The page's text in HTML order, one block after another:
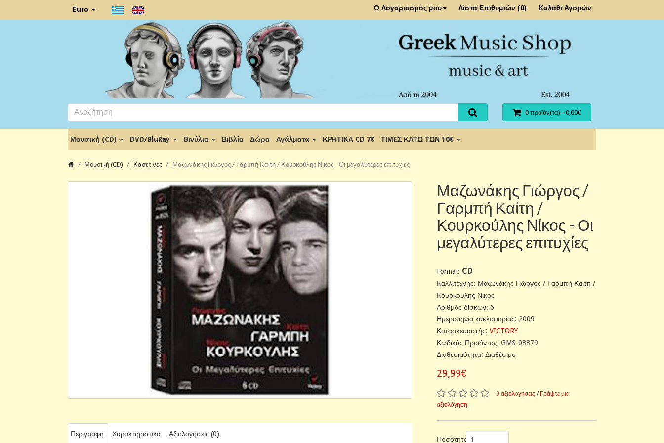
Euro Ο Λογαριασμός μου Λίστα Επιθυμιών (0) Καλάθι Αγορών
0 προϊόν(τα) - 0,00€
Μουσική (CD) DVD/BluRay Βινύλια Βιβλία Δώρα Αγάλματα ΚΡΗΤΙΚΑ CD 7€ ΤΙΜΕΣ ΚΑΤΩ ΤΩΝ 10€
Μουσική (CD) Κασετίνες Μαζωνάκης Γιώργος / Γαρμπή Καίτη / Κουρκούλης Νίκος - Οι μεγαλύτερες επιτυχίες
Περιγραφή Χαρακτηριστικά Αξιολογήσεις (0)
Μαζωνάκης Γιώργος /
Γαρμπή Καίτη /
Κουρκούλης Νίκος - Οι
μεγαλύτερες επιτυχίες
Format: CD
Καλλιτέχνης: Μαζωνάκης Γιώργος / Γαρμπή Καίτη /
Κουρκούλης Νίκος
Αριθμός δίσκων: 6
Ημερομηνία κυκλοφορίας: 2009
Κατασκευαστής: VICTORY
Κωδικός Προϊόντος: GMS-08879
Διαθεσιμότητα: Διαθέσιμο
29,99€
0 αξιολογήσεις / Γράψτε μια
αξιολόγηση
Ποσότητα